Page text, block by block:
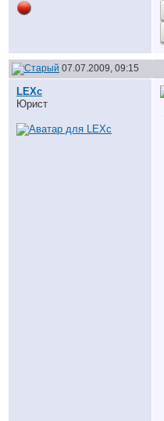
07.07.2009, 09:15
LEXc
Юрист